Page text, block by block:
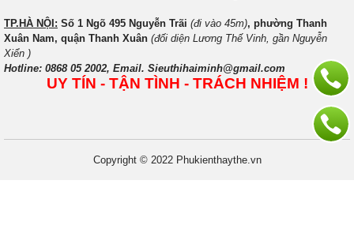
TP.HÀ NỘI: Số 1 Ngõ 495 Nguyễn Trãi (đi vào 45m), phường Thanh
Xuân Nam, quận Thanh Xuân (đối diện Lương Thế Vinh, gần Nguyễn
Xiển )
Hotline: 0868 05 2002, Email. Sieuthihaiminh@gmail.com
UY TÍN - TẬN TÌNH - TRÁCH NHIỆM !
Copyright © 2022 Phukienthaythe.vn